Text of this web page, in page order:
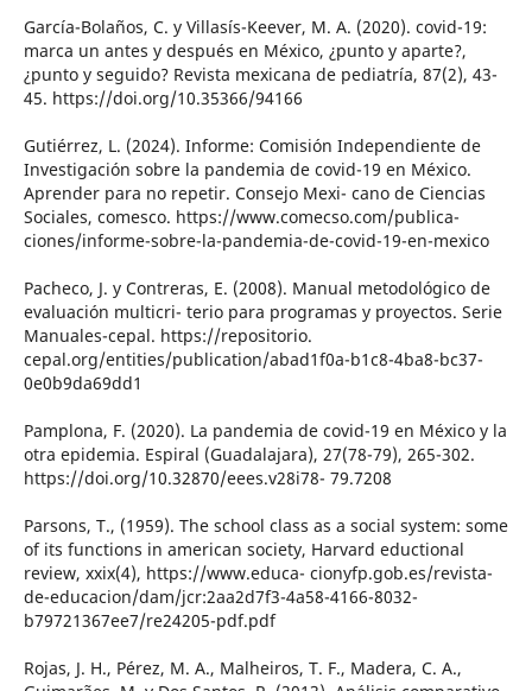
García-Bolaños, C. y Villasís-Keever, M. A. (2020). covid-19:
marca un antes y después en México, ¿punto y aparte?,
¿punto y seguido? Revista mexicana de pediatría, 87(2), 43-
45. https://doi.org/10.35366/94166
Gutiérrez, L. (2024). Informe: Comisión Independiente de
Investigación sobre la pandemia de covid-19 en México.
Aprender para no repetir. Consejo Mexi- cano de Ciencias
Sociales, comesco. https://www.comecso.com/publica-
ciones/informe-sobre-la-pandemia-de-covid-19-en-mexico
Pacheco, J. y Contreras, E. (2008). Manual metodológico de
evaluación multicri- terio para programas y proyectos. Serie
Manuales-cepal. https://repositorio.
cepal.org/entities/publication/abad1f0a-b1c8-4ba8-bc37-
0e0b9da69dd1
Pamplona, F. (2020). La pandemia de covid-19 en México y la
otra epidemia. Espiral (Guadalajara), 27(78-79), 265-302.
https://doi.org/10.32870/eees.v28i78- 79.7208
Parsons, T., (1959). The school class as a social system: some
of its functions in american society, Harvard eductional
review, xxix(4), https://www.educa- cionyfp.gob.es/revista-
de-educacion/dam/jcr:2aa2d7f3-4a58-4166-8032-
b79721367ee7/re24205-pdf.pdf
Rojas, J. H., Pérez, M. A., Malheiros, T. F., Madera, C. A.,